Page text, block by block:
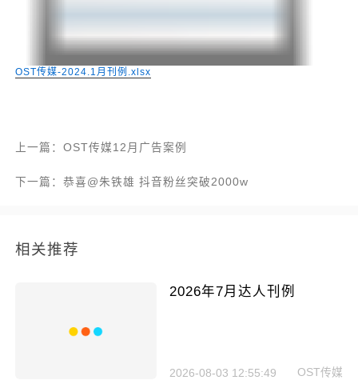
OST传媒-2024.1月刊例.xlsx
上一篇：OST传媒12月广告案例
下一篇：恭喜@朱铁雄 抖音粉丝突破2000w
相关推荐
2026年7月达人刊例
2026-08-03 12:55:49 OST传媒